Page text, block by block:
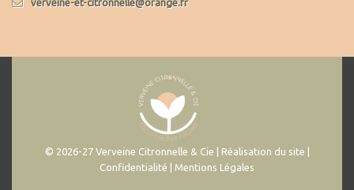
verveine-et-citronnelle@orange.fr
© 2026-27 Verveine Citronnelle & Cie | Réalisation du site |
Confidentialité | Mentions Légales